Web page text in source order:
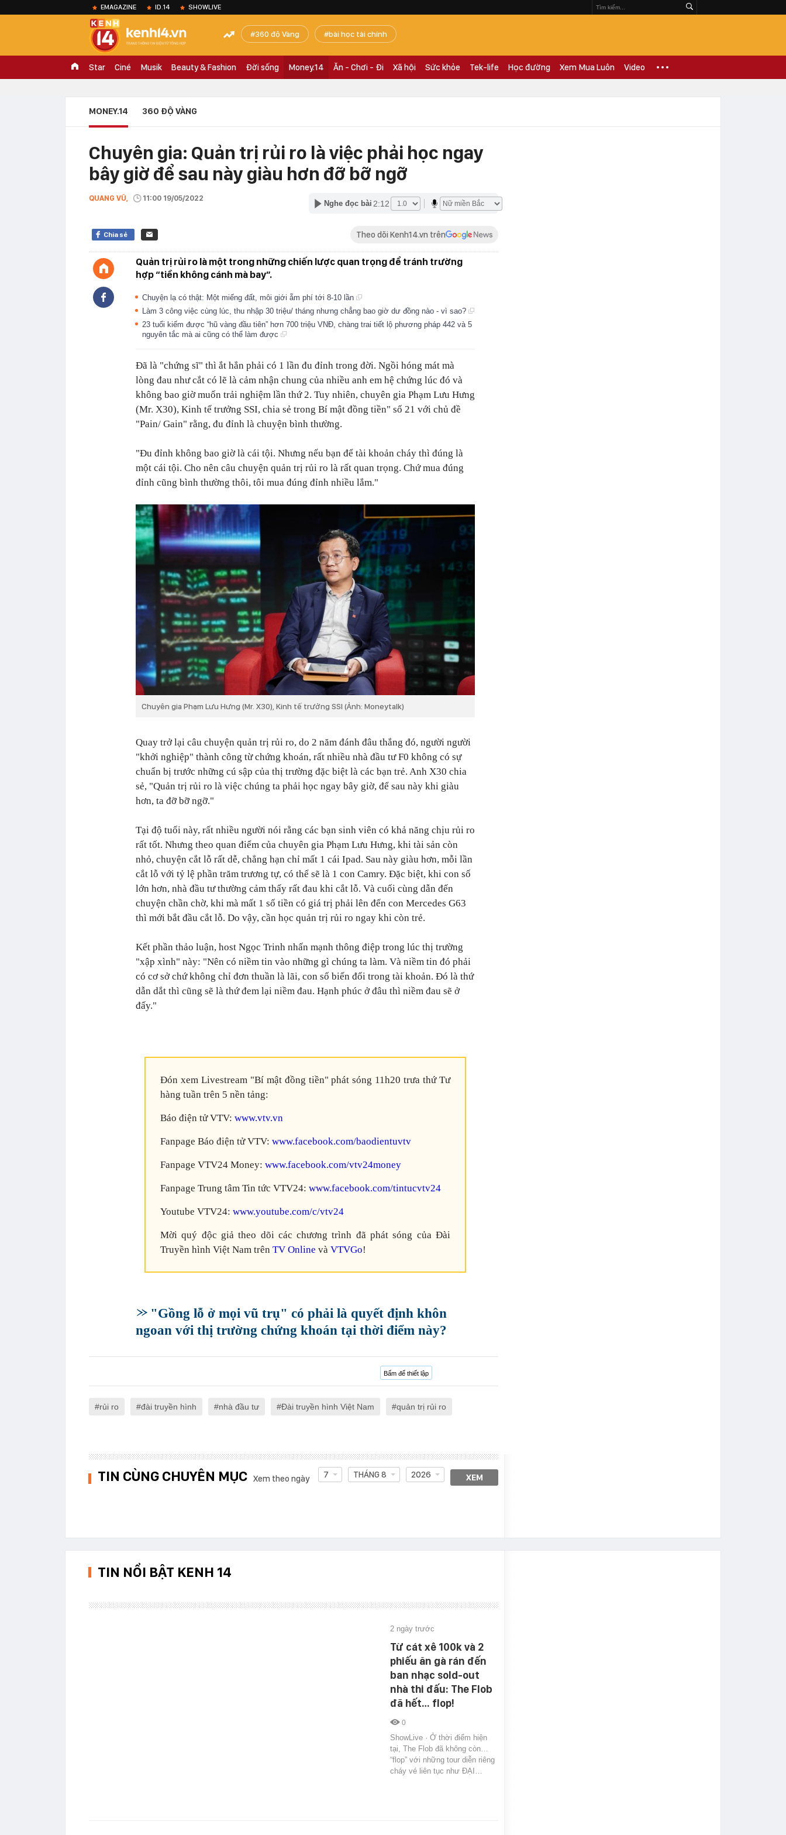
EMAGAZINE ID.14 SHOWLIVE
360 độ Vàng bài học tài chính
Star Ciné Musik Beauty & Fashion Đời sống Money.14 Ăn - Chơi - Đi Xã hội Sức khỏe Tek-life Học đường Xem Mua Luôn Video
MONEY.14 360 ĐỘ VÀNG
Chuyên gia: Quản trị rủi ro là việc phải học ngay
bây giờ để sau này giàu hơn đỡ bỡ ngỡ
QUANG VŨ, 11:00 19/05/2022
Nghe đọc bài 2:12
Chia sẻ Theo dõi Kenh14.vn trên
Quản trị rủi ro là một trong những chiến lược quan trọng để tránh trường
hợp “tiền không cánh mà bay”.
Chuyện lạ có thật: Một miếng đất, môi giới ẵm phí tới 8-10 lần
Làm 3 công việc cùng lúc, thu nhập 30 triệu/ tháng nhưng chẳng bao giờ dư đồng nào - vì sao?
23 tuổi kiếm được “hũ vàng đầu tiên” hơn 700 triệu VNĐ, chàng trai tiết lộ phương pháp 442 và 5
nguyên tắc mà ai cũng có thể làm được
Đã là "chứng sĩ" thì ắt hẳn phải có 1 lần đu đỉnh trong đời. Ngồi hóng mát mà
lòng đau như cắt có lẽ là cảm nhận chung của nhiều anh em hệ chứng lúc đó và
không bao giờ muốn trải nghiệm lần thứ 2. Tuy nhiên, chuyên gia Phạm Lưu Hưng
(Mr. X30), Kinh tế trưởng SSI, chia sẻ trong Bí mật đồng tiền" số 21 với chủ đề
"Pain/ Gain" rằng, đu đỉnh là chuyện bình thường.
"Đu đỉnh không bao giờ là cái tội. Nhưng nếu bạn để tài khoản cháy thì đúng là
một cái tội. Cho nên câu chuyện quản trị rủi ro là rất quan trọng. Chứ mua đúng
đỉnh cũng bình thường thôi, tôi mua đúng đỉnh nhiều lắm."
Chuyên gia Phạm Lưu Hưng (Mr. X30), Kinh tế trưởng SSI (Ảnh: Moneytalk)
Quay trở lại câu chuyện quản trị rủi ro, do 2 năm đánh đâu thắng đó, người người
"khởi nghiệp" thành công từ chứng khoán, rất nhiều nhà đầu tư F0 không có sự
chuẩn bị trước những cú sập của thị trường đặc biệt là các bạn trẻ. Anh X30 chia
sẻ, "Quản trị rủi ro là việc chúng ta phải học ngay bây giờ, để sau này khi giàu
hơn, ta đỡ bỡ ngỡ."
Tại độ tuổi này, rất nhiều người nói rằng các bạn sinh viên có khả năng chịu rủi ro
rất tốt. Nhưng theo quan điểm của chuyên gia Phạm Lưu Hưng, khi tài sản còn
nhỏ, chuyện cắt lỗ rất dễ, chẳng hạn chỉ mất 1 cái Ipad. Sau này giàu hơn, mỗi lần
cắt lỗ với tỷ lệ phần trăm trương tự, có thể sẽ là 1 con Camry. Đặc biệt, khi con số
lớn hơn, nhà đầu tư thường cảm thấy rất đau khi cắt lỗ. Và cuối cùng dẫn đến
chuyện chần chờ, khi mà mất 1 số tiền có giá trị phải lên đến con Mercedes G63
thì mới bắt đầu cắt lỗ. Do vậy, cần học quản trị rủi ro ngay khi còn trẻ.
Kết phần thảo luận, host Ngọc Trinh nhấn mạnh thông điệp trong lúc thị trường
"xập xình" này: "Nên có niềm tin vào những gì chúng ta làm. Và niềm tin đó phải
có cơ sở chứ không chỉ đơn thuần là lãi, con số biến đổi trong tài khoản. Đó là thứ
dẫn dắt thì cũng sẽ là thứ đem lại niềm đau. Hạnh phúc ở đâu thì niềm đau sẽ ở
đấy."
Đón xem Livestream "Bí mật đồng tiền" phát sóng 11h20 trưa thứ Tư
hàng tuần trên 5 nền tảng:
Báo điện tử VTV: www.vtv.vn
Fanpage Báo điện tử VTV: www.facebook.com/baodientuvtv
Fanpage VTV24 Money: www.facebook.com/vtv24money
Fanpage Trung tâm Tin tức VTV24: www.facebook.com/tintucvtv24
Youtube VTV24: www.youtube.com/c/vtv24
Mời quý độc giả theo dõi các chương trình đã phát sóng của Đài
Truyền hình Việt Nam trên TV Online và VTVGo!
"Gồng lỗ ở mọi vũ trụ" có phải là quyết định khôn
ngoan với thị trường chứng khoán tại thời điểm này?
Bấm để thiết lập
rủi ro đài truyền hình nhà đầu tư Đài truyền hình Việt Nam quản trị rủi ro
TIN CÙNG CHUYÊN MỤC Xem theo ngày 7 THÁNG 8 2026 XEM
TIN NỔI BẬT KENH 14
2 ngày trước
Từ cát xê 100k và 2
phiếu ăn gà rán đến
ban nhạc sold-out
nhà thi đấu: The Flob
đã hết… flop!
0
ShowLive · Ở thời điểm hiện
tại, The Flob đã không còn…
“flop” với những tour diễn riêng
cháy vé liên tục như ĐẠI…